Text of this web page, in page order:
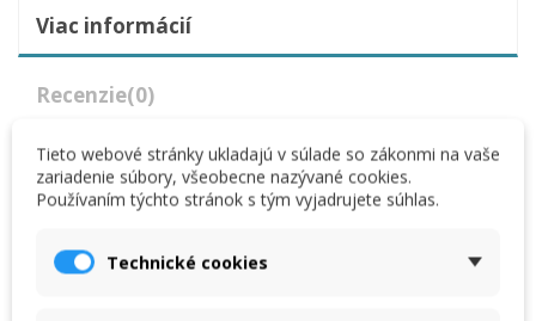
Viac informácií
Recenzie(0)
Popis
HUT profil hliníkový určený do exteriéru ako súčasť
Dĺžka profilu: 2,50 m.
Tieto webové stránky ukladajú v súlade so zákonmi na vaše
zariadenie súbory, všeobecne nazývané cookies.
Používaním týchto stránok s tým vyjadrujete súhlas.
Technické cookies